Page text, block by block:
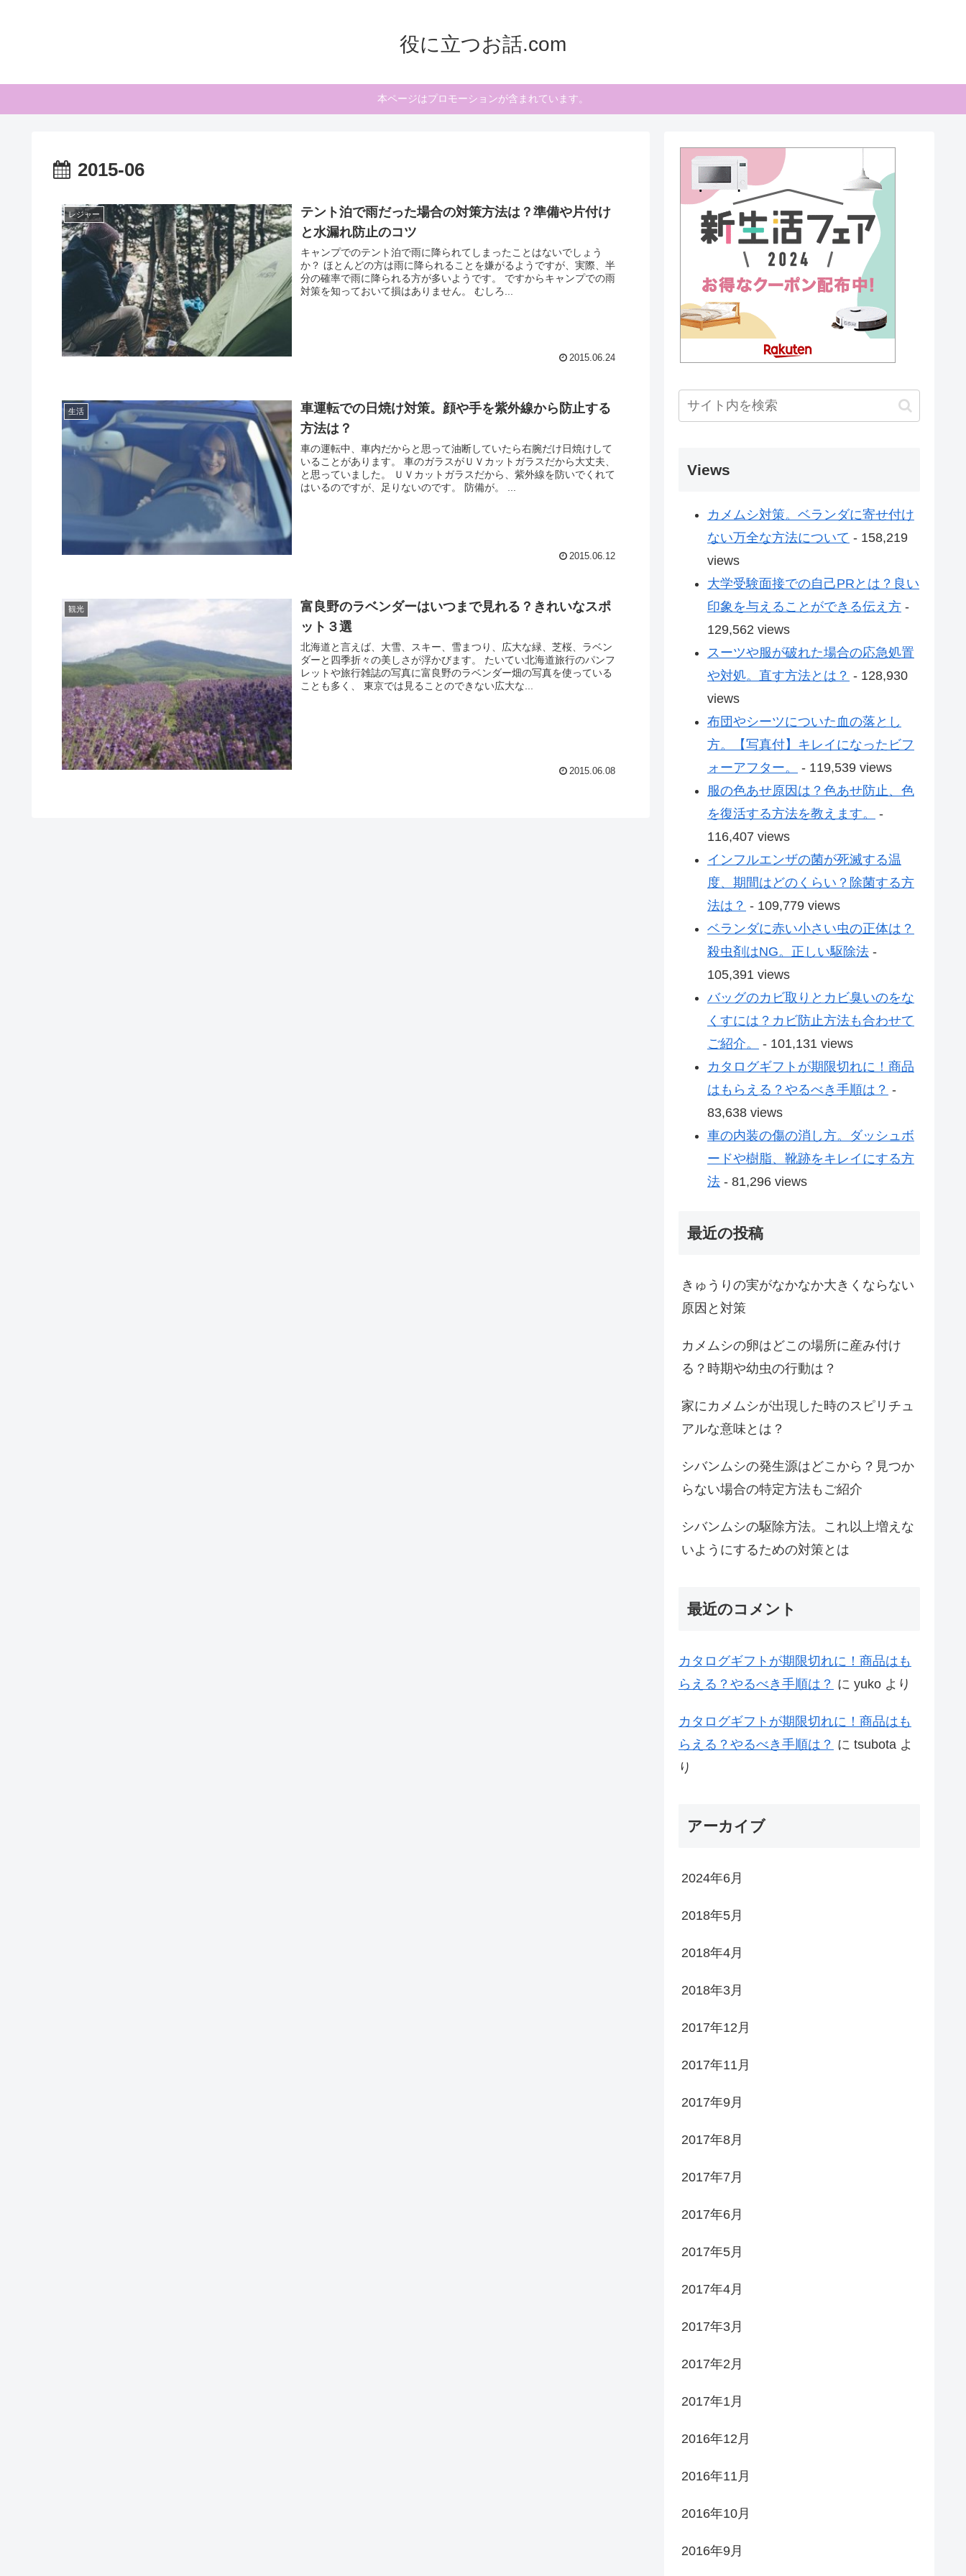
役に立つお話.com
本ページはプロモーションが含まれています。
2015-06
レジャー
テント泊で雨だった場合の対策方法は？準備や片付け
と水漏れ防止のコツ
キャンプでのテント泊で雨に降られてしまったことはないでしょう
か？ ほとんどの方は雨に降られることを嫌がるようですが、実際、半
分の確率で雨に降られる方が多いようです。 ですからキャンプでの雨
対策を知っておいて損はありません。 むしろ...
2015.06.24
生活
車運転での日焼け対策。顔や手を紫外線から防止する
方法は？
車の運転中、車内だからと思って油断していたら右腕だけ日焼けして
いることがあります。 車のガラスがＵＶカットガラスだから大丈夫、
と思っていました。 ＵＶカットガラスだから、紫外線を防いでくれて
はいるのですが、足りないのです。 防備が。 ...
2015.06.12
観光
富良野のラベンダーはいつまで見れる？きれいなスポ
ット３選
北海道と言えば、大雪、スキー、雪まつり、広大な緑、芝桜、ラベン
ダーと四季折々の美しさが浮かびます。 たいてい北海道旅行のパンフ
レットや旅行雑誌の写真に富良野のラベンダー畑の写真を使っている
ことも多く、 東京では見ることのできない広大な...
2015.06.08
Views
カメムシ対策。ベランダに寄せ付け
ない万全な方法について - 158,219
views
大学受験面接での自己PRとは？良い
印象を与えることができる伝え方 -
129,562 views
スーツや服が破れた場合の応急処置
や対処。直す方法とは？ - 128,930
views
布団やシーツについた血の落とし
方。【写真付】キレイになったビフ
ォーアフター。
- 119,539 views
服の色あせ原因は？色あせ防止、色
を復活する方法を教えます。
-
116,407 views
インフルエンザの菌が死滅する温
度、期間はどのくらい？除菌する方
法は？ - 109,779 views
ベランダに赤い小さい虫の正体は？
殺虫剤はNG。正しい駆除法 -
105,391 views
バッグのカビ取りとカビ臭いのをな
くすには？カビ防止方法も合わせて
ご紹介。
- 101,131 views
カタログギフトが期限切れに！商品
はもらえる？やるべき手順は？ -
83,638 views
車の内装の傷の消し方。ダッシュボ
ードや樹脂、靴跡をキレイにする方
法 - 81,296 views
最近の投稿
きゅうりの実がなかなか大きくならない
原因と対策
カメムシの卵はどこの場所に産み付け
る？時期や幼虫の行動は？
家にカメムシが出現した時のスピリチュ
アルな意味とは？
シバンムシの発生源はどこから？見つか
らない場合の特定方法もご紹介
シバンムシの駆除方法。これ以上増えな
いようにするための対策とは
最近のコメント
カタログギフトが期限切れに！商品はも
らえる？やるべき手順は？ に yuko より
カタログギフトが期限切れに！商品はも
らえる？やるべき手順は？ に tsubota よ
り
アーカイブ
2024年6月
2018年5月
2018年4月
2018年3月
2017年12月
2017年11月
2017年9月
2017年8月
2017年7月
2017年6月
2017年5月
2017年4月
2017年3月
2017年2月
2017年1月
2016年12月
2016年11月
2016年10月
2016年9月